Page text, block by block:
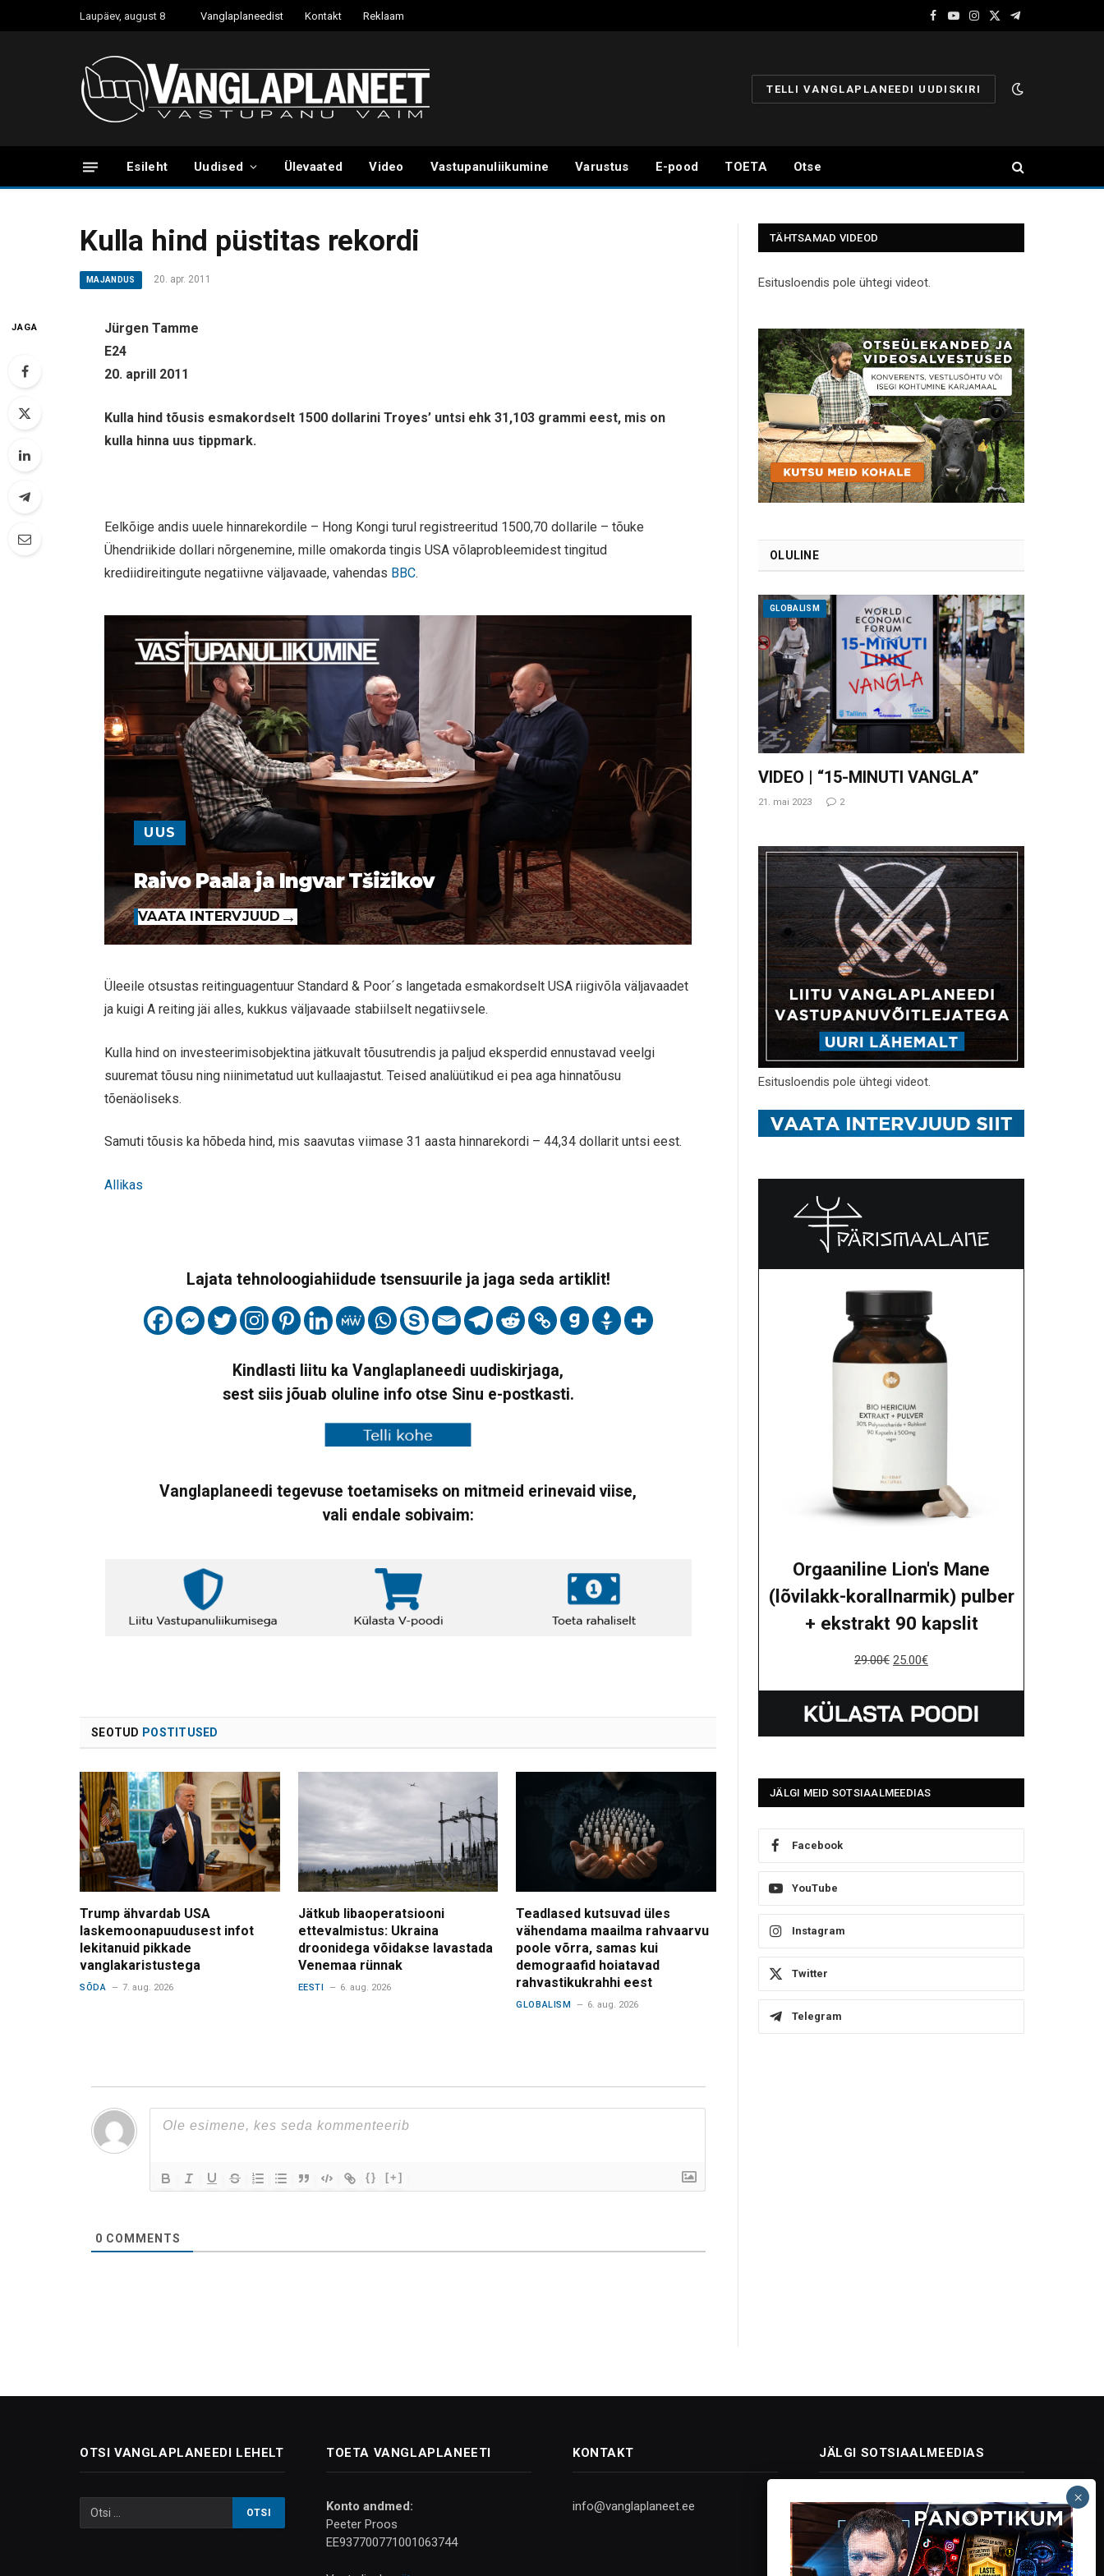
Laupäev, august 8 Vanglaplaneedist Kontakt Reklaam
Facebook
YouTube
Instagram
X
Telegram
TELLI VANGLAPLANEEDI UUDISKIRI
Esileht Uudised Ülevaated Video Vastupanuliikumine Varustus E-pood TOETA Otse
Kulla hind püstitas rekordi
MAJANDUS 20. apr. 2011
JAGA
Jürgen Tamme
E24
20. aprill 2011
Kulla hind tõusis esmakordselt 1500 dollarini Troyes’ untsi ehk 31,103 grammi eest, mis on
kulla hinna uus tippmark.
Eelkõige andis uuele hinnarekordile – Hong Kongi turul registreeritud 1500,70 dollarile – tõuke
Ühendriikide dollari nõrgenemine, mille omakorda tingis USA võlaprobleemidest tingitud
krediidireitingute negatiivne väljavaade, vahendas BBC.
UUS
Raivo Paala ja Ingvar Tšižikov
VAATA INTERVJUUD
Üleeile otsustas reitinguagentuur Standard & Poor´s langetada esmakordselt USA riigivõla väljavaadet
ja kuigi A reiting jäi alles, kukkus väljavaade stabiilselt negatiivsele.
Kulla hind on investeerimisobjektina jätkuvalt tõusutrendis ja paljud eksperdid ennustavad veelgi
suuremat tõusu ning niinimetatud uut kullaajastut. Teised analüütikud ei pea aga hinnatõusu
tõenäoliseks.
Samuti tõusis ka hõbeda hind, mis saavutas viimase 31 aasta hinnarekordi – 44,34 dollarit untsi eest.
Allikas
Lajata tehnoloogiahiidude tsensuurile ja jaga seda artiklit!
Kindlasti liitu ka Vanglaplaneedi uudiskirjaga,
sest siis jõuab oluline info otse Sinu e-postkasti.
Vanglaplaneedi tegevuse toetamiseks on mitmeid erinevaid viise,
vali endale sobivaim:
SEOTUD POSTITUSED
Trump ähvardab USA
laskemoonapuudusest infot
lekitanuid pikkade
vanglakaristustega
SÕDA 7. aug. 2026
Jätkub libaoperatsiooni
ettevalmistus: Ukraina
droonidega võidakse lavastada
Venemaa rünnak
EESTI 6. aug. 2026
Teadlased kutsuvad üles
vähendama maailma rahvaarvu
poole võrra, samas kui
demograafid hoiatavad
rahvastikukrahhi eest
GLOBALISM 6. aug. 2026
{} [+]
0 COMMENTS
TÄHTSAMAD VIDEOD
Esitusloendis pole ühtegi videot.
OLULINE
GLOBALISM
VIDEO | “15-MINUTI VANGLA”
21. mai 2023 2
Esitusloendis pole ühtegi videot.
Orgaaniline Lion's Mane
(lõvilakk-korallnarmik) pulber
+ ekstrakt 90 kapslit
29.00€ 25.00€
JÄLGI MEID SOTSIAALMEEDIAS
Facebook
YouTube
Instagram
Twitter
Telegram
OTSI VANGLAPLANEEDI LEHELT TOETA VANGLAPLANEETI
Konto andmed:
Peeter Proos
EE937700771001063744
KONTAKT
info@vanglaplaneet.ee
JÄLGI SOTSIAALMEEDIAS
Facebook
X
(Twitter)
InstagramYouTubeTelegram